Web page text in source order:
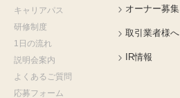
キャリアパス
研修制度
1日の流れ
説明会案内
よくあるご質問
応募フォーム
オーナー募集
取引業者様へ
IR情報